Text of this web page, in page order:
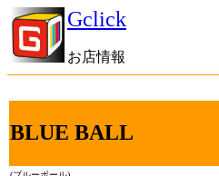
Gclick
お店情報
BLUE BALL